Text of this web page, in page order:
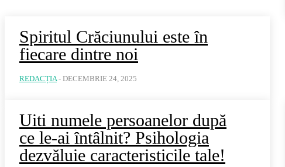
Spiritul Crăciunului este în
fiecare dintre noi
REDACȚIA - DECEMBRIE 24, 2025
Uiti numele persoanelor după
ce le-ai întâlnit? Psihologia
dezvăluie caracteristicile tale!